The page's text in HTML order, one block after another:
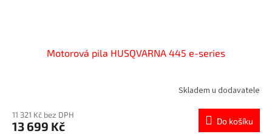
Motorová pila HUSQVARNA 445 e-series
Skladem u dodavatele
11 321 Kč bez DPH
13 699 Kč Do košíku